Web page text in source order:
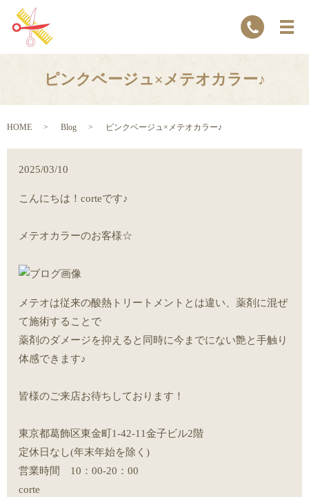
ピンクベージュ×メテオカラー♪
HOME Blog ピンクベージュ×メテオカラー♪
2025/03/10
こんにちは！corteです♪
メテオカラーのお客様☆
メテオは従来の酸熱トリートメントとは違い、薬剤に混ぜ
て施術することで
薬剤のダメージを抑えると同時に今までにない艶と手触り
体感できます♪
皆様のご来店お待ちしております！
東京都葛飾区東金町1-42-11金子ビル2階
定休日なし(年末年始を除く)
営業時間 10：00-20：00
corte